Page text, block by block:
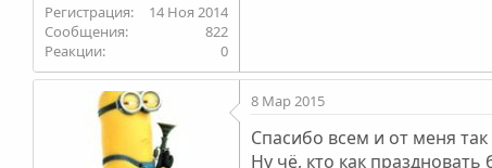
14 Ноя 2014
822
0
8 Мар 2015
Спасибо всем и от меня
Ну чё, кто как праздновать